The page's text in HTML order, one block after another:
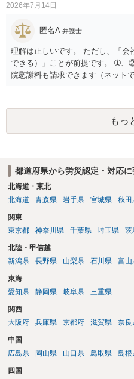
2026年7月14日
匿名A 弁護士
理解は正しいです。 ただし、「会
できる）」ことが前提です。 ➀、
院慰謝料も請求できます（ネット
後遺障害慰謝料も請求できます。
収入、年齢等で大きく変わります
ん。 弁護士に依頼する費用はそれ
いてみるしかありませんが、旧日
弁護士に直接面談で相談されるこ
もっ
都道府県から労災認定・対応
北海道・東北
北海道
青森県 岩手県 宮城県 秋田
関東
東京都
神奈川県 千葉県 埼玉県 茨
北陸・甲信越
新潟県
長野県 山梨県 石川県 富山
東海
愛知県
静岡県 岐阜県 三重県
関西
大阪府
兵庫県 京都府 滋賀県 奈良
中国
広島県
岡山県 山口県 鳥取県 島根
四国